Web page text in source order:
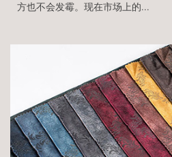
方也不会发霉。现在市场上的...